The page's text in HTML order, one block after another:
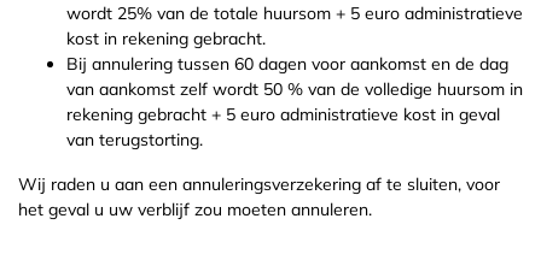
wordt 25% van de totale huursom + 5 euro administratieve
kost in rekening gebracht.
Bij annulering tussen 60 dagen voor aankomst en de dag
van aankomst zelf wordt 50 % van de volledige huursom in
rekening gebracht + 5 euro administratieve kost in geval
van terugstorting.
Wij raden u aan een annuleringsverzekering af te sluiten, voor
het geval u uw verblijf zou moeten annuleren.